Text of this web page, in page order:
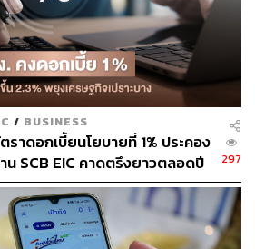
STANDARD WEALTH
ที่คุณสะดวกหรือใช้งานอยู่แล้วได้เลย
SMEs สมาคมผู้ค้าปลีกไทย
/ BUSINESS
าดอกเบี้ยนโยบายที่ 1% ประคอง
น SCB EIC คาดตรึงยาวตลอดปี
หนี้เปราะบาง
297